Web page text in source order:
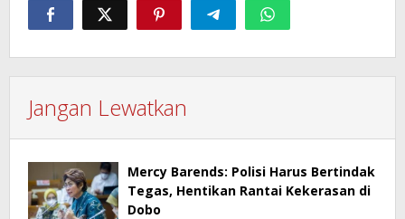
Jangan Lewatkan
Mercy Barends: Polisi Harus Bertindak
Tegas, Hentikan Rantai Kekerasan di
Dobo